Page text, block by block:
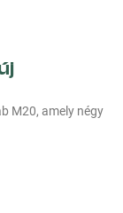
M20, amely négy